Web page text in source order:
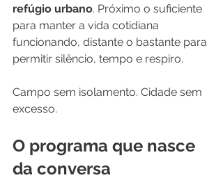
refúgio urbano. Próximo o suficiente
para manter a vida cotidiana
funcionando, distante o bastante para
permitir silêncio, tempo e respiro.
Campo sem isolamento. Cidade sem
excesso.
O programa que nasce
da conversa